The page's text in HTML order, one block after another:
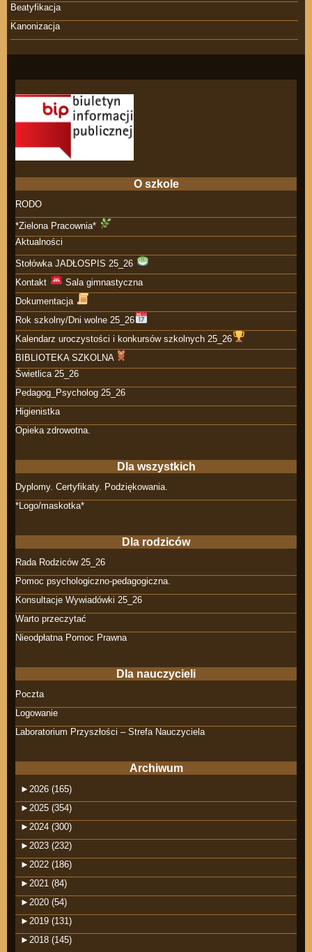
Beatyfikacja
Kanonizacja
O szkole
RODO
*Zielona Pracownia*
Aktualności
Stołówka JADŁOSPIS 25_26
Kontakt
Sala gimnastyczna
Dokumentacja
Rok szkolny/Dni wolne 25_26
Kalendarz uroczystości i konkursów szkolnych 25_26
BIBLIOTEKA SZKOLNA
Świetlica 25_26
Pedagog_Psycholog 25_26
Higienistka
Opieka zdrowotna.
Dla wszystkich
Dyplomy. Certyfikaty. Podziękowania.
*Logo/maskotka*
Dla rodziców
Rada Rodziców 25_26
Pomoc psychologiczno-pedagogiczna.
Konsultacje Wywiadówki 25_26
Warto przeczytać
Nieodpłatna Pomoc Prawna
Dla nauczycieli
Poczta
Logowanie
Laboratorium Przyszłości – Strefa Nauczyciela
Archiwum
► 2026 (165)
► 2025 (354)
► 2024 (300)
► 2023 (232)
► 2022 (186)
► 2021 (84)
► 2020 (54)
► 2019 (131)
► 2018 (145)